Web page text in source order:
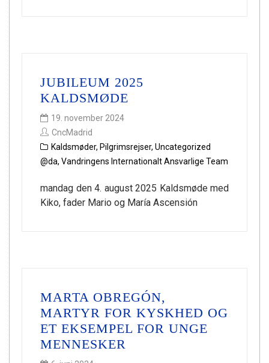
JUBILEUM 2025
KALDSMØDE
19. november 2024
CncMadrid
Kaldsmøder, Pilgrimsrejser, Uncategorized
@da, Vandringens Internationalt Ansvarlige Team
mandag den 4. august 2025 Kaldsmøde med
Kiko, fader Mario og María Ascensión
MARTA OBREGÓN,
MARTYR FOR KYSKHED OG
ET EKSEMPEL FOR UNGE
MENNESKER